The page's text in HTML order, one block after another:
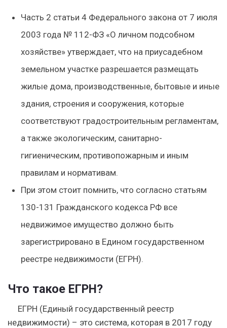
Часть 2 статьи 4 Федерального закона от 7 июля
2003 года № 112-ФЗ «О личном подсобном
хозяйстве» утверждает, что на приусадебном
земельном участке разрешается размещать
жилые дома, производственные, бытовые и иные
здания, строения и сооружения, которые
соответствуют градостроительным регламентам,
а также экологическим, санитарно-
гигиеническим, противопожарным и иным
правилам и нормативам.
При этом стоит помнить, что согласно статьям
130-131 Гражданского кодекса РФ все
недвижимое имущество должно быть
зарегистрировано в Едином государственном
реестре недвижимости (ЕГРН).
Что такое ЕГРН?
ЕГРН (Единый государственный реестр
недвижимости) – это система, которая в 2017 году